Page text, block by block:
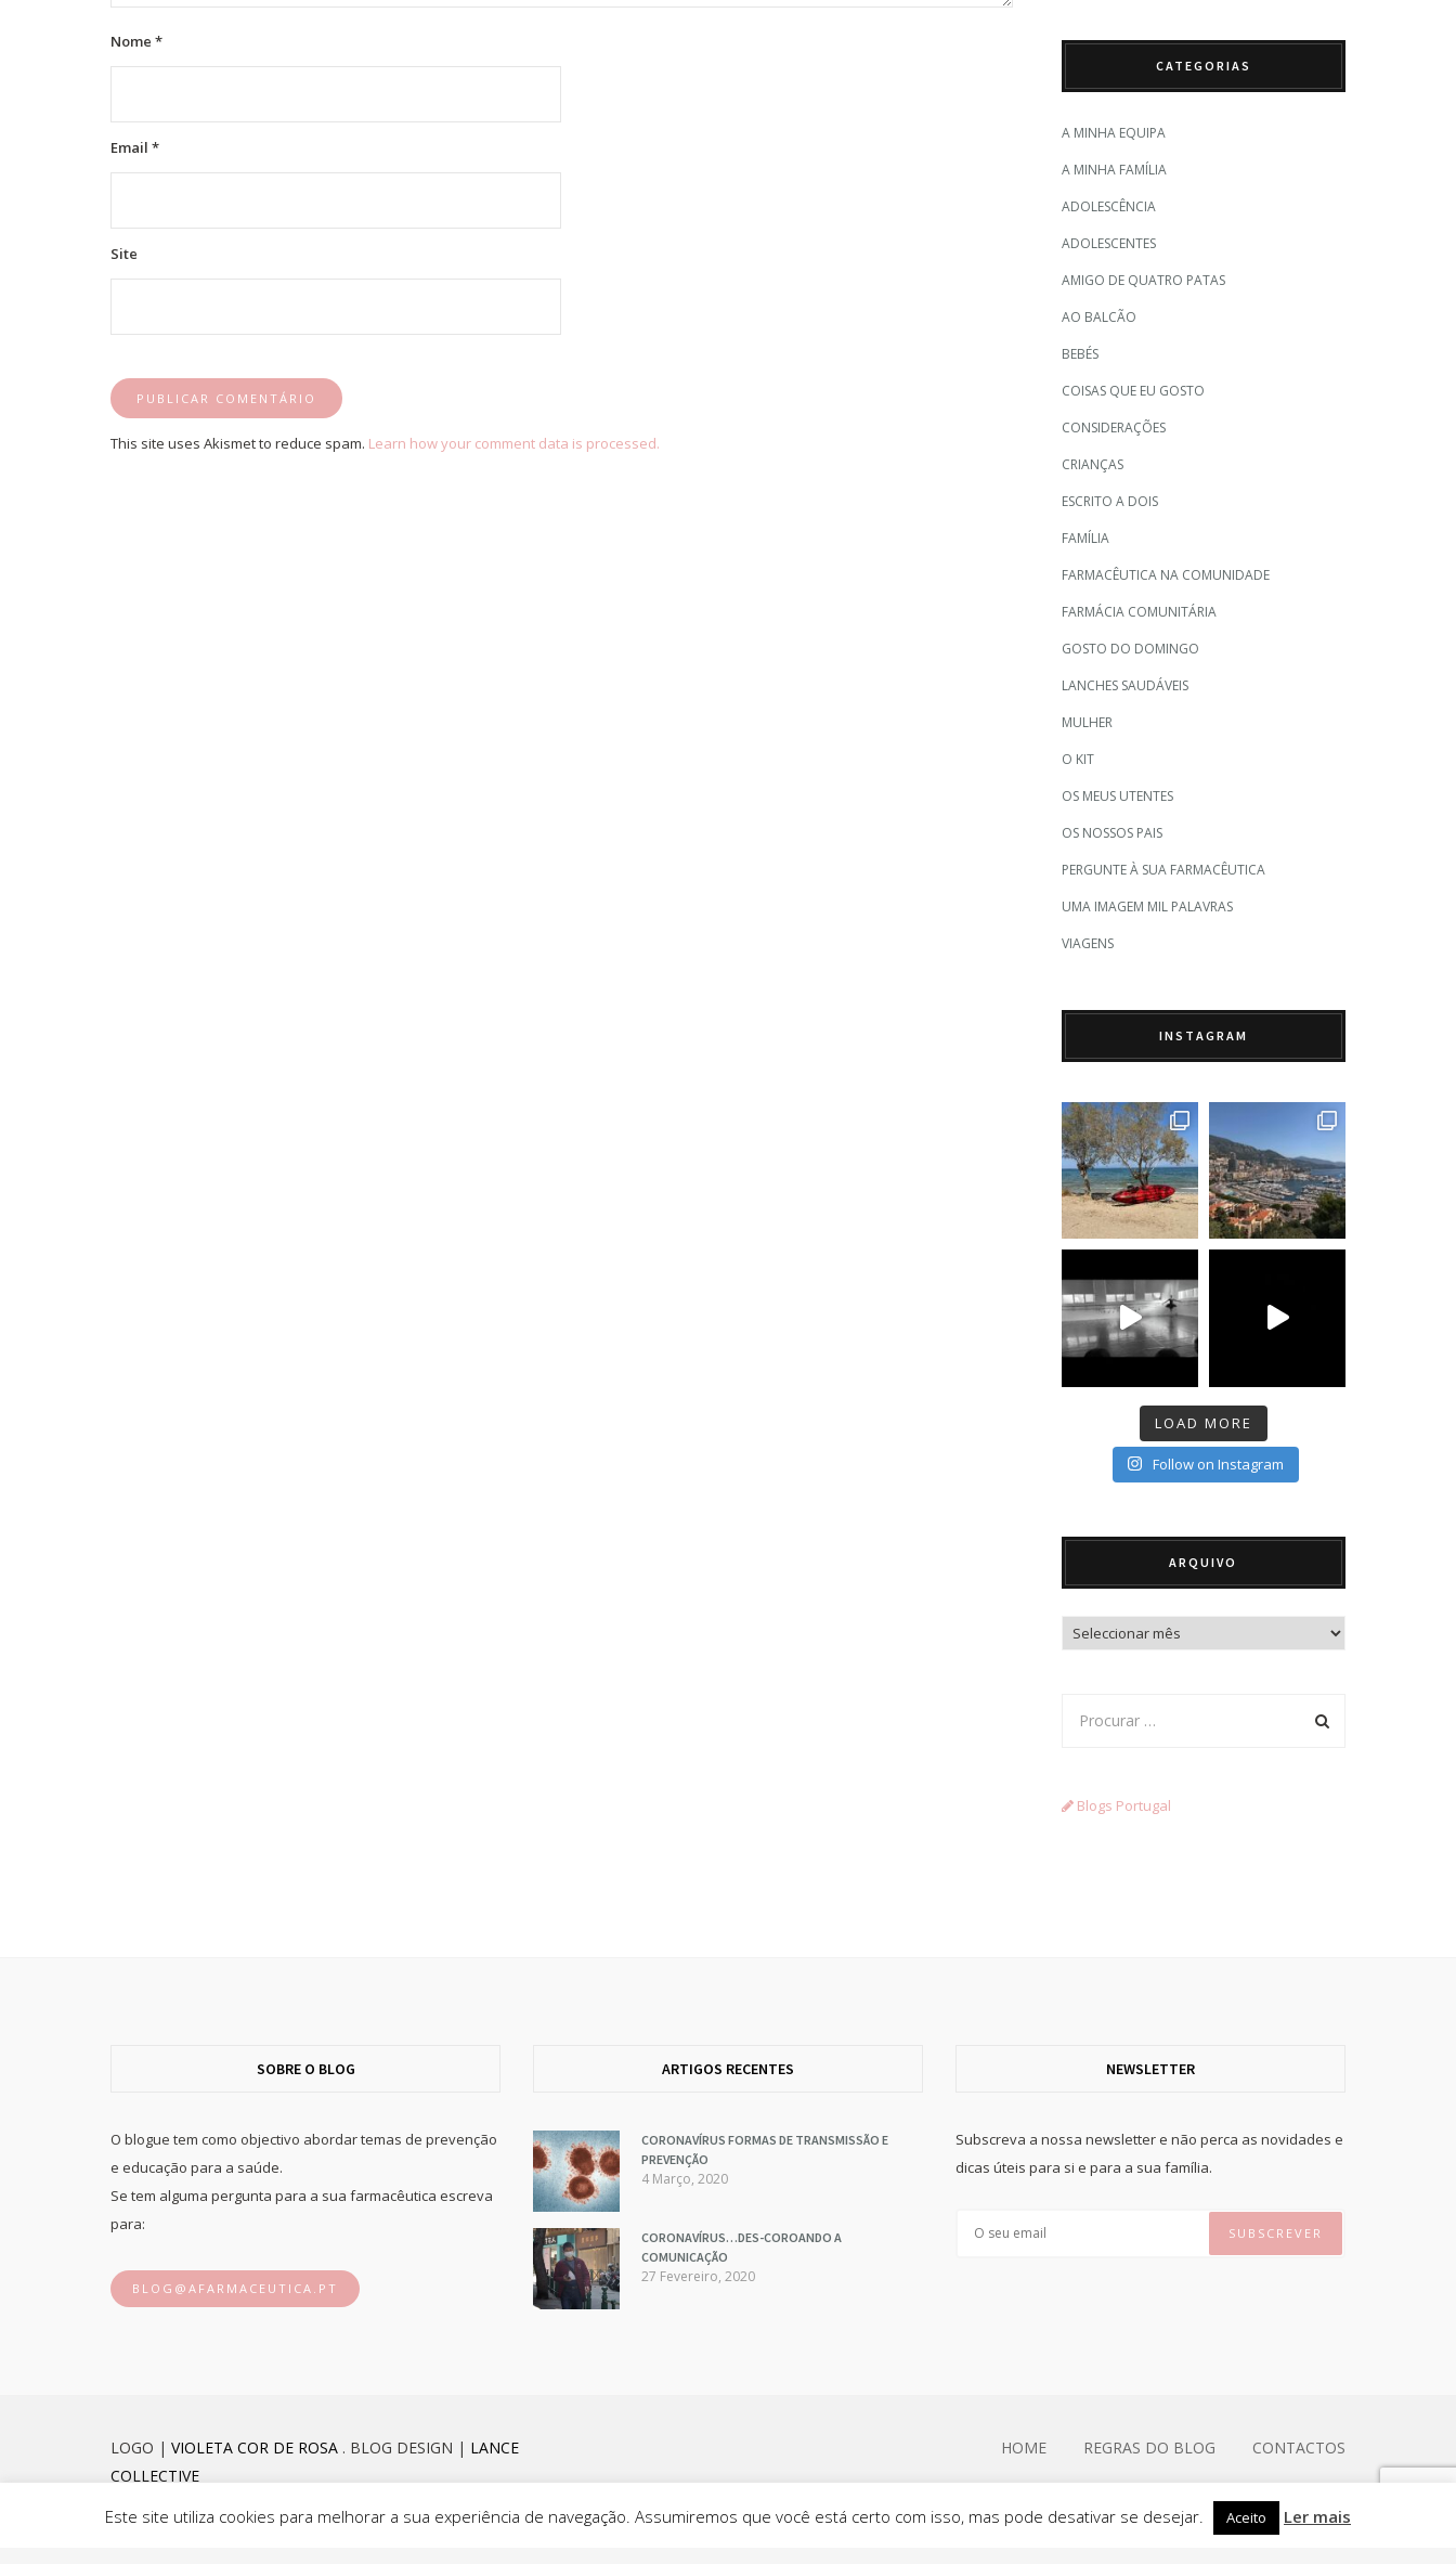
Nome *
Email *
Site
This site uses Akismet to reduce spam. Learn how your comment data is processed.
CATEGORIAS
A MINHA EQUIPA
A MINHA FAMÍLIA
ADOLESCÊNCIA
ADOLESCENTES
AMIGO DE QUATRO PATAS
AO BALCÃO
BEBÉS
COISAS QUE EU GOSTO
CONSIDERAÇÕES
CRIANÇAS
ESCRITO A DOIS
FAMÍLIA
FARMACÊUTICA NA COMUNIDADE
FARMÁCIA COMUNITÁRIA
GOSTO DO DOMINGO
LANCHES SAUDÁVEIS
MULHER
O KIT
OS MEUS UTENTES
OS NOSSOS PAIS
PERGUNTE À SUA FARMACÊUTICA
UMA IMAGEM MIL PALAVRAS
VIAGENS
INSTAGRAM
LOAD MORE
Follow on Instagram
ARQUIVO
Arquivo
Blogs Portugal
SOBRE O BLOG
O blogue tem como objectivo abordar temas de prevenção
e educação para a saúde.
Se tem alguma pergunta para a sua farmacêutica escreva
para:
BLOG@AFARMACEUTICA.PT
ARTIGOS RECENTES
CORONAVÍRUS FORMAS DE TRANSMISSÃO E
PREVENÇÃO
4 Março, 2020
CORONAVÍRUS…DES-COROANDO A
COMUNICAÇÃO
27 Fevereiro, 2020
NEWSLETTER
Subscreva a nossa newsletter e não perca as novidades e
dicas úteis para si e para a sua família.
LOGO | VIOLETA COR DE ROSA . BLOG DESIGN | LANCE
COLLECTIVE
HOME REGRAS DO BLOG CONTACTOS
Este site utiliza cookies para melhorar a sua experiência de navegação. Assumiremos que você está certo com isso, mas pode desativar se desejar. Aceito Ler mais